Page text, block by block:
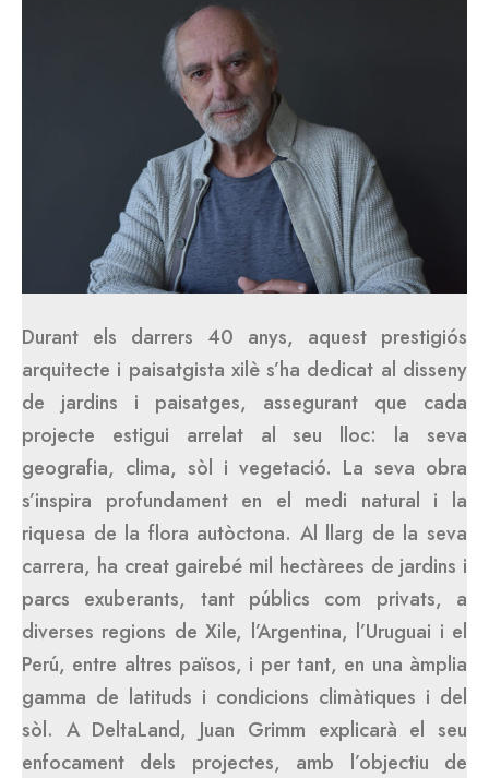
Durant els darrers 40 anys, aquest prestigiós
arquitecte i paisatgista xilè s’ha dedicat al disseny
de jardins i paisatges, assegurant que cada
projecte estigui arrelat al seu lloc: la seva
geografia, clima, sòl i vegetació. La seva obra
s’inspira profundament en el medi natural i la
riquesa de la flora autòctona. Al llarg de la seva
carrera, ha creat gairebé mil hectàrees de jardins i
parcs exuberants, tant públics com privats, a
diverses regions de Xile, l’Argentina, l’Uruguai i el
Perú, entre altres països, i per tant, en una àmplia
gamma de latituds i condicions climàtiques i del
sòl. A DeltaLand, Juan Grimm explicarà el seu
enfocament dels projectes, amb l’objectiu de